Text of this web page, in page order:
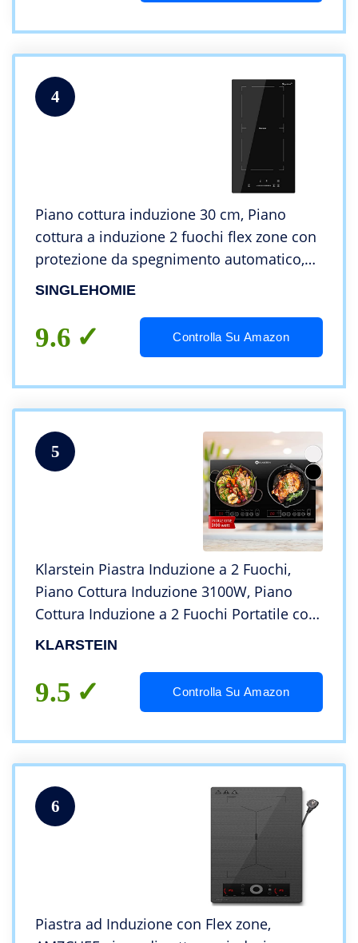
4
Piano cottura induzione 30 cm, Piano
cottura a induzione 2 fuochi flex zone con
protezione da spegnimento automatico,
Blocco di sicurezza per
Nero
SINGLEHOMIE
9.6 Controlla Su Amazon
5
Klarstein Piastra Induzione a 2 Fuochi,
Piano Cottura Induzione 3100W, Piano
Cottura Induzione a 2 Fuochi Portatile con
Controllo Touch, Fornello a Induzione,
KLARSTEIN
9.5 Controlla Su Amazon
6
Piastra ad Induzione con Flex zone,